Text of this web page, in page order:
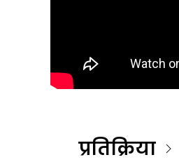
प्रतिक्रिया